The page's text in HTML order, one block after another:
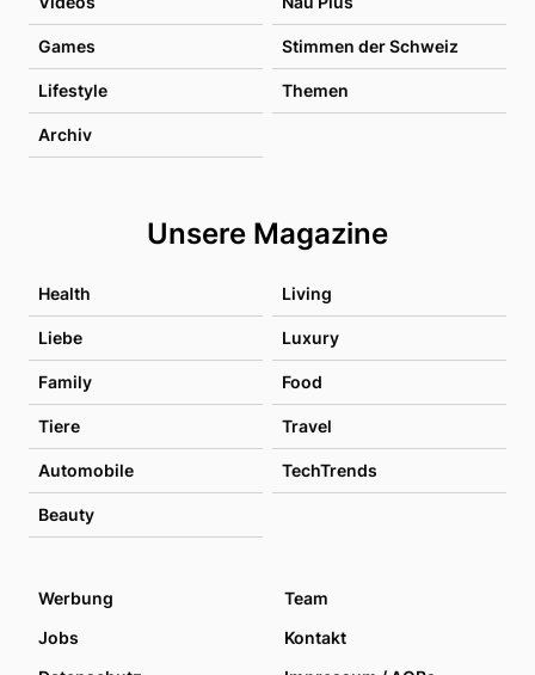
Games Stimmen der Schweiz
Lifestyle Themen
Archiv
Unsere Magazine
Health Living
Liebe Luxury
Family Food
Tiere Travel
Automobile TechTrends
Beauty
Werbung
Team
Jobs
Kontakt